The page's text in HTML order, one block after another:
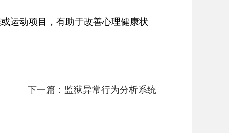
运动项目，有助于改善心理健康状
下一篇： 监狱异常行为分析系统